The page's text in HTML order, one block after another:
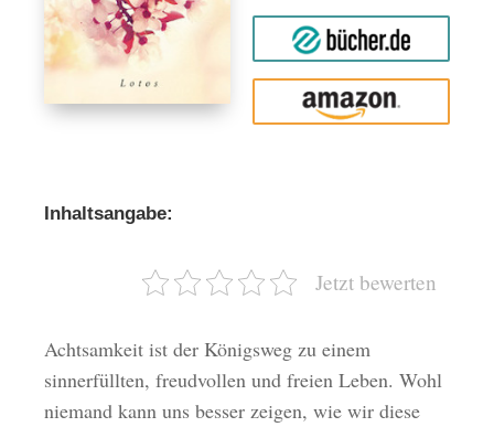
buecher.de
Amazon
Inhaltsangabe:
Jetzt bewerten
Achtsamkeit ist der Königsweg zu einem
sinnerfüllten, freudvollen und freien Leben. Wohl
niemand kann uns besser zeigen, wie wir diese